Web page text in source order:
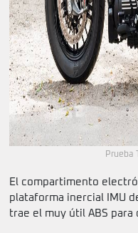
Prueba
El compartimento
plataforma inercial IMU
trae el muy útil ABS